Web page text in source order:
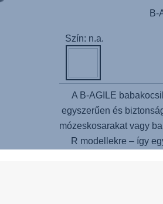
B-
Szín: n.a.
A B-AGILE
egyszerűen és
mózeskosarakat vagy
R modellekre – így
mózeskosár,